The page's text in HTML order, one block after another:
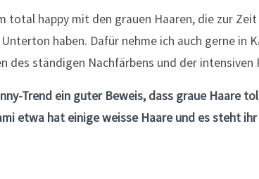
total happy mit den grauen Haaren, die zur
haben. Dafür nehme ich auch gerne in
des ständigen Nachfärbens und der intensiven
Trend ein guter Beweis, dass graue Haare
etwa hat einige weisse Haare und es steht